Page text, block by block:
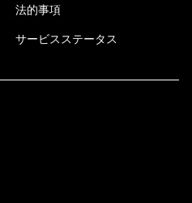
法的事項
サービスステータス